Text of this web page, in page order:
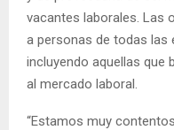
vacantes laborales. Las
a personas de todas las
incluyendo aquellas que
al mercado laboral.
“Estamos muy